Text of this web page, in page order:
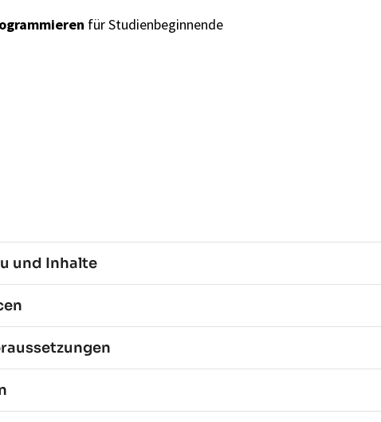
für Studienbeginnende
und Inhalte